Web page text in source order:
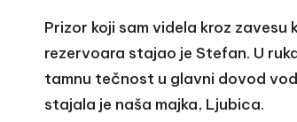
Prizor koji sam videla kroz zavesu
rezervoara stajao je Stefan. U
tamnu tečnost u glavni dovod
stajala je naša majka, Ljubica.